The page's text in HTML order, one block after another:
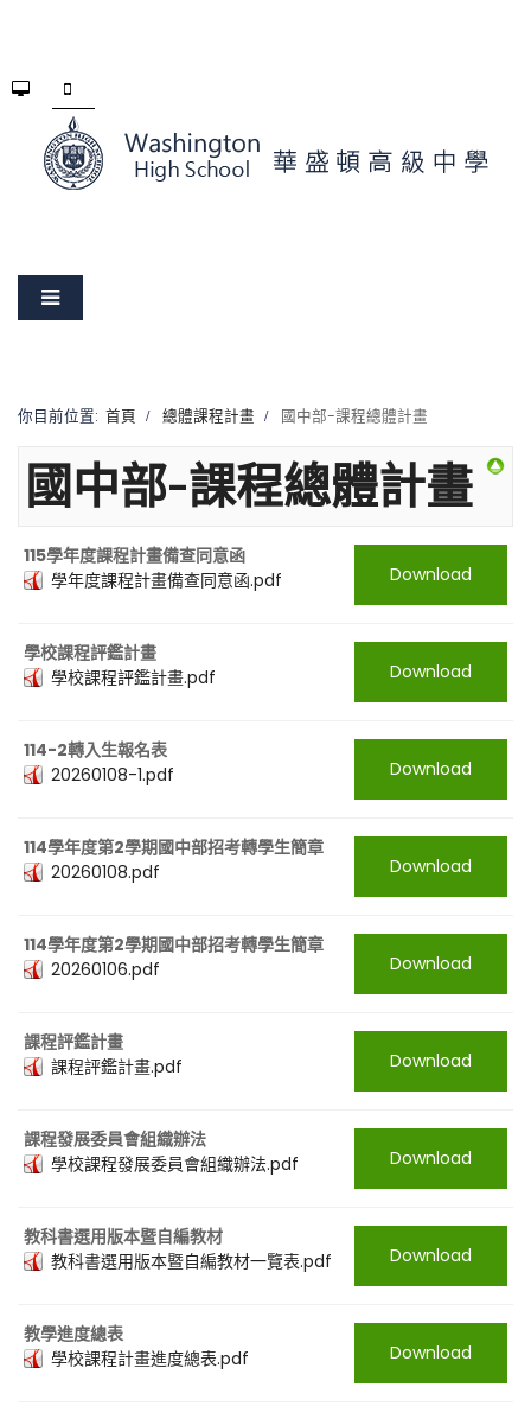
你目前位置: 首頁 總體課程計畫 國中部-課程總體計畫
國中部-課程總體計畫
115學年度課程計畫備查同意函
學年度課程計畫備查同意函.pdf
Download
學校課程評鑑計畫
學校課程評鑑計畫.pdf
Download
114-2轉入生報名表
20260108-1.pdf
Download
114學年度第2學期國中部招考轉學生簡章
20260108.pdf
Download
114學年度第2學期國中部招考轉學生簡章
20260106.pdf
Download
課程評鑑計畫
課程評鑑計畫.pdf
Download
課程發展委員會組織辦法
學校課程發展委員會組織辦法.pdf
Download
教科書選用版本暨自編教材
教科書選用版本暨自編教材一覽表.pdf
Download
教學進度總表
學校課程計畫進度總表.pdf
Download